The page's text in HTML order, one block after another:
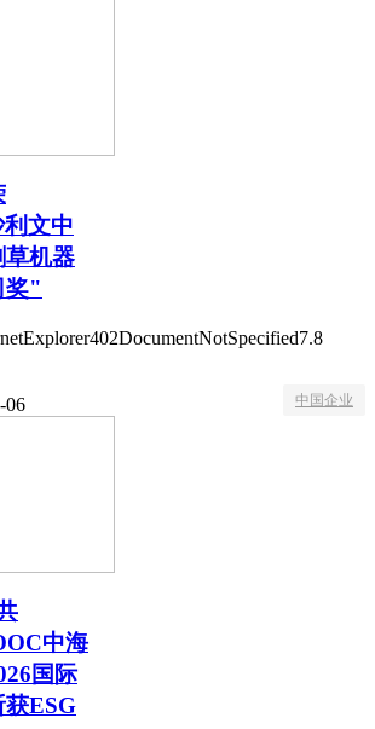
文中
草机器
奖"
06 中国企业
中海
国际
ESG